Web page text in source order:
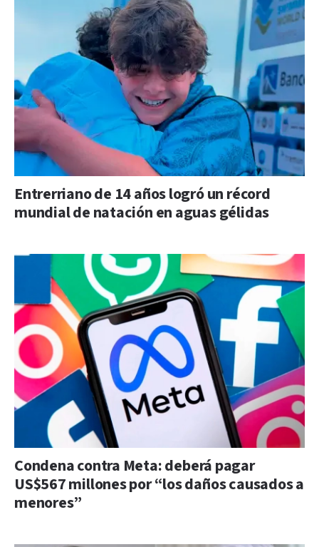
Entrerriano de 14 años logró un récord
mundial de natación en aguas gélidas
Condena contra Meta: deberá pagar
US$567 millones por “los daños causados a
menores”